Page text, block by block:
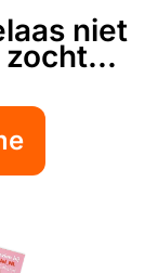
niet
zocht...